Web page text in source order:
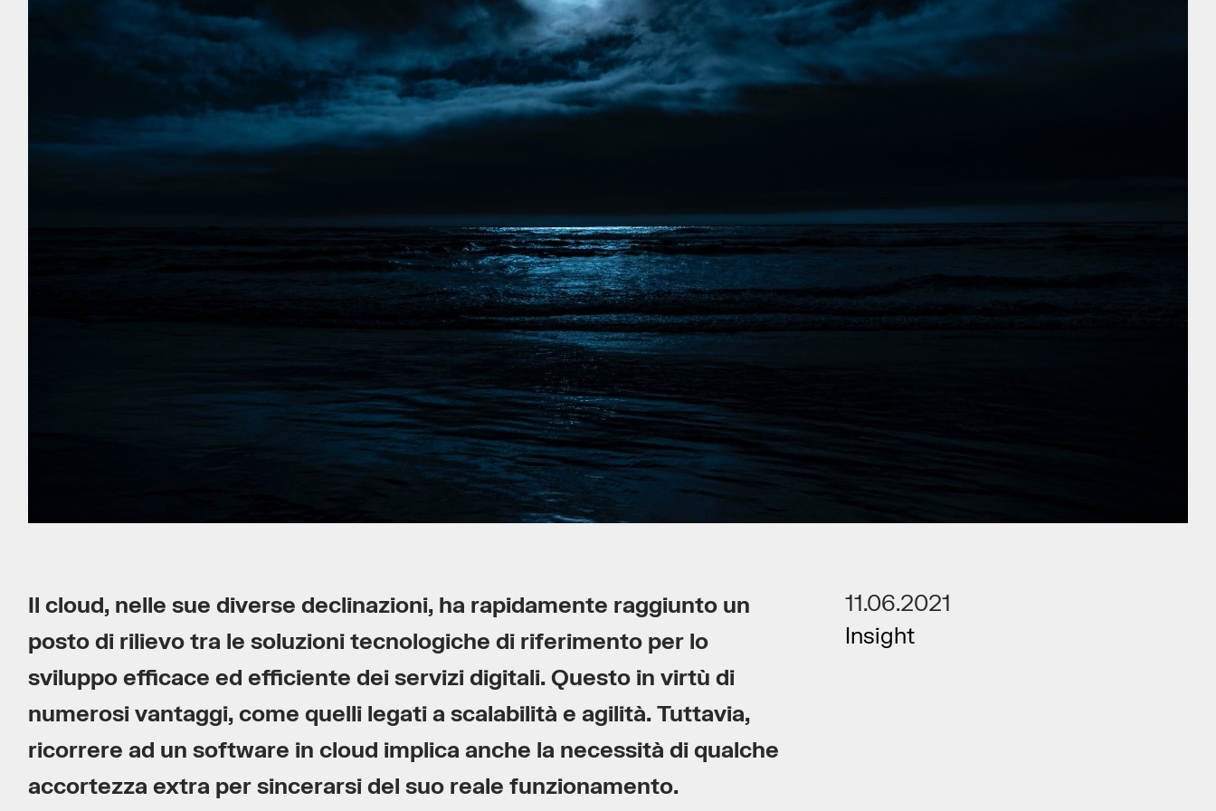
Il cloud, nelle sue diverse declinazioni, ha rapidamente raggiunto un
posto di rilievo tra le soluzioni tecnologiche di riferimento per lo
sviluppo efficace ed efficiente dei servizi digitali. Questo in virtù di
numerosi vantaggi, come quelli legati a scalabilità e agilità. Tuttavia,
ricorrere ad un software in cloud implica anche la necessità di qualche
accortezza extra per sincerarsi del suo reale funzionamento.
11.06.2021
Insight